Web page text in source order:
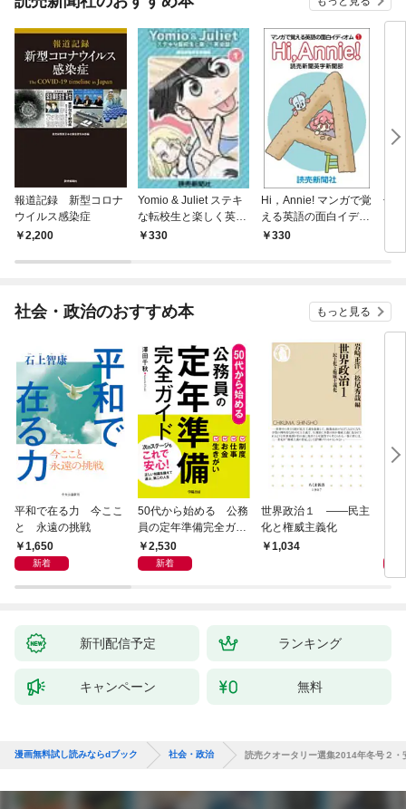
報道記録 新型コロナ
ウイルス感染症
2,200
Yomio & Juliet ステキ
な転校生と楽しく英会
話 1
330
Hi，Annie! マンガで覚
える英語の面白イディ
オム１
330
七
社会・政治のおすすめ本 もっと見る
平和で在る力 今ここ
と 永遠の挑戦
1,650
新着
50代から始める 公務
員の定年準備完全ガイ
ド2,530
新着
世界政治１ ――民主
化と権威主義化
1,034
新刊配信予定 ランキング
キャンペーン 無料
漫画無料試し読みならdブック 社会・政治 読売クオータリー選集2014年冬号２